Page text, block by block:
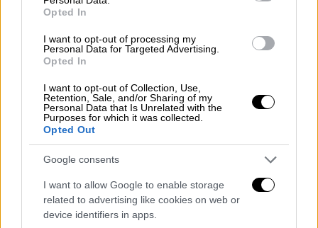
Opted In
I want to opt-out of processing my
Personal Data for Targeted Advertising.
Opted In
I want to opt-out of Collection, Use,
Retention, Sale, and/or Sharing of my
Personal Data that Is Unrelated with the
Purposes for which it was collected.
Opted Out
Google consents
I want to allow Google to enable storage
related to advertising like cookies on web or
device identifiers in apps.
Αλέξης Τσίπρας με Μυρτώ Κοροβέση